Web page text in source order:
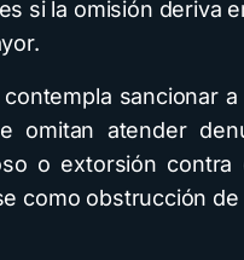
si la omisión deriva
sancionar
omitan atender
o extorsión contra
como obstrucción de